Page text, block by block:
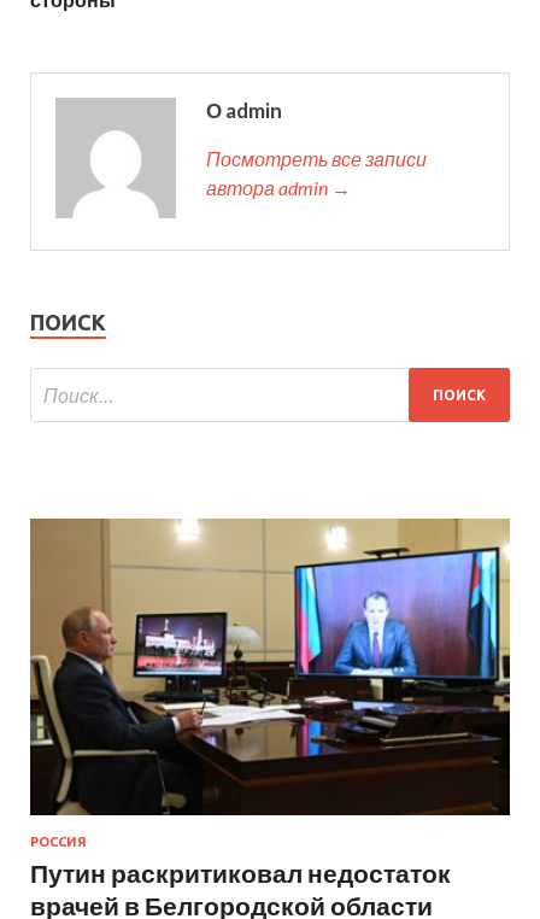
О admin
Посмотреть все записи
автора admin →
ПОИСК
РОССИЯ
Путин раскритиковал недостаток
врачей в Белгородской области